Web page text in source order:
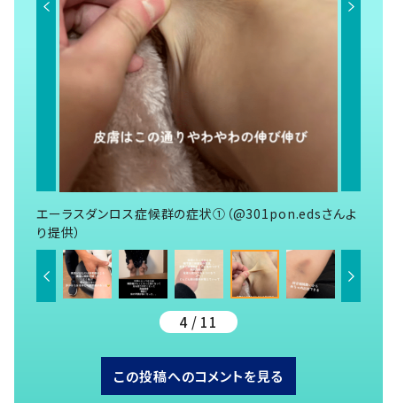
エーラスダンロス症候群の症状①（@301pon.edsさんよ
り提供）
4 / 11
この投稿へのコメントを見る